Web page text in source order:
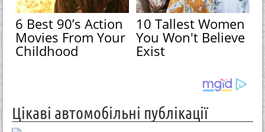
6 Best 90’s Action
Movies From Your
Childhood
10 Tallest Women
You Won't Believe
Exist
Цікаві автомобільні публікації